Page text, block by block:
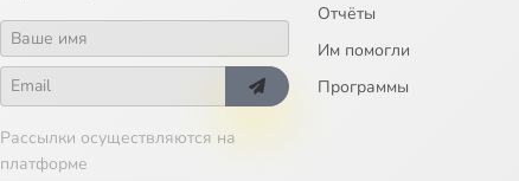
Рассылки осуществляются на
платформе
Отчёты
Им помогли
Программы